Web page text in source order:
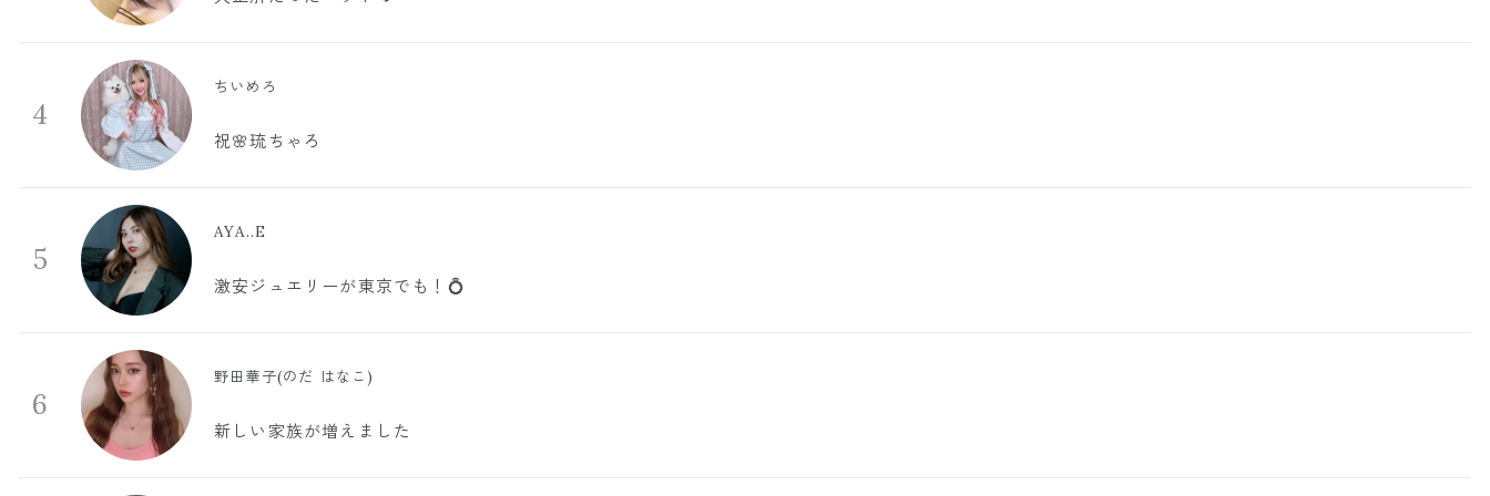
4
ちいめろ
祝🌸琉ちゃろ
5
AYA..E
激安ジュエリーが東京でも！💍
6
野田華子(のだ はなこ)
新しい家族が増えました